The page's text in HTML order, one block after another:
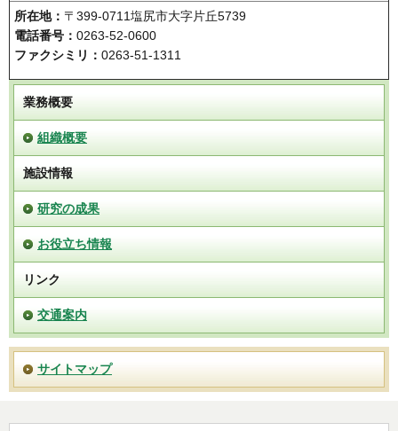
所在地： 〒399-0711塩尻市大字片丘5739
電話番号： 0263-52-0600
ファクシミリ： 0263-51-1311
業務概要
組織概要
施設情報
研究の成果
お役立ち情報
リンク
交通案内
サイトマップ